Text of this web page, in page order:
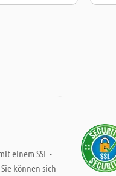
einem SSL -
können sich